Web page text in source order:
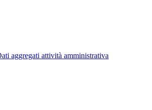
aggregati attività amministrativa